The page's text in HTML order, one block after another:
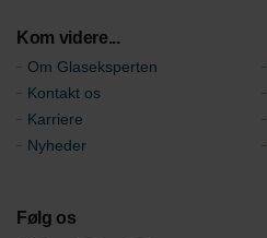
Kom videre...
Om Glaseksperten
Kontakt os
Karriere
Nyheder
Følg os